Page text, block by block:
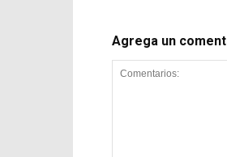
Agrega un